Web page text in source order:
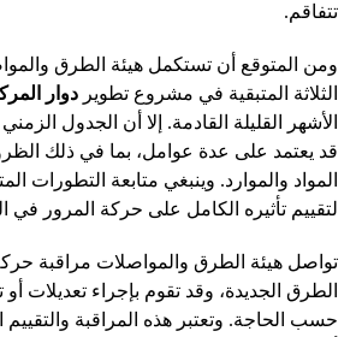
تتفاقم.
ومن المتوقع أن تستكمل هيئة الطرق
الثلاثة المتبقية في مشروع تطوير دوار
الأشهر القليلة القادمة. إلا أن الجدول
قد يعتمد على عدة عوامل، بما في ذلك
المواد والموارد. وينبغي متابعة التطورات
لتقييم تأثيره الكامل على حركة المرور في
تواصل هيئة الطرق والمواصلات مراقبة حركة
الطرق الجديدة، وقد تقوم بإجراء تعديلات
حسب الحاجة. وتعتبر هذه المراقبة والتقييم